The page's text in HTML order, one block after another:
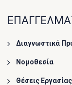
Διαγνωστικά
Νομοθεσία
Θέσεις